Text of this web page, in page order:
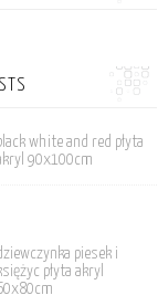
white and red płyta
90x100cm
piesek i
płyta akryl